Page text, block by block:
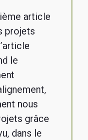
article
projets
le
nous
grâce
dans le